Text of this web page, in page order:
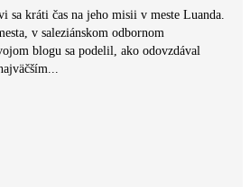
kráti čas na jeho misii v meste Luanda.
v saleziánskom odbornom
blogu sa podelil, ako odovzdával